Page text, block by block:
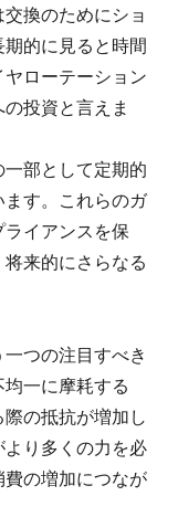
換のためにショ
的に見ると時間
ローテーション
投資と言えま
部として定期的
す。これらのガ
イアンスを保
来的にさらなる
つの注目すべき
一に摩耗する
の抵抗が増加し
り多くの力を必
の増加につなが